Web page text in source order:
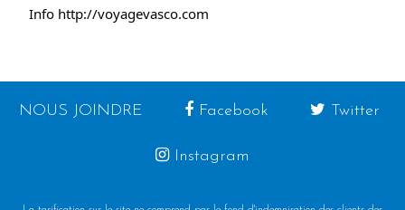
Info http://voyagevasco.com
NOUS JOINDRE Facebook Twitter
Instagram